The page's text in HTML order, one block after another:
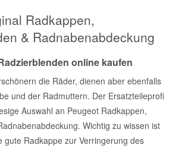
Radkappen,
& Radnabenabdeckung
online kaufen
die Räder, dienen aber ebenfalls
und der Radmuttern. Der Ersatzteileprofi
Auswahl an Peugeot Radkappen,
Wichtig zu wissen ist
gute Radkappe zur Verringerung des